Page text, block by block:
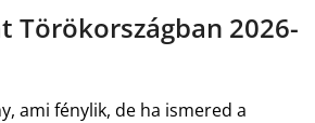
Törökországban 2026-
ami fénylik, de ha ismered a